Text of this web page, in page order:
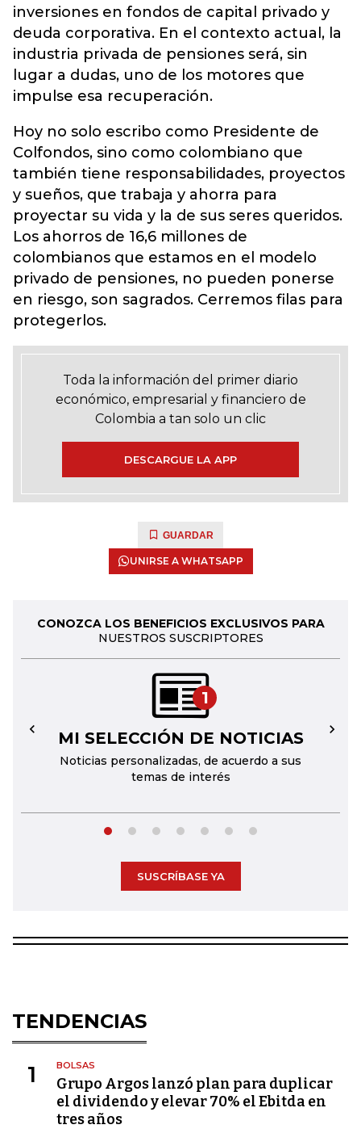
inversiones en fondos de capital privado y
deuda corporativa. En el contexto actual, la
industria privada de pensiones será, sin
lugar a dudas, uno de los motores que
impulse esa recuperación.
Hoy no solo escribo como Presidente de
Colfondos, sino como colombiano que
también tiene responsabilidades, proyectos
y sueños, que trabaja y ahorra para
proyectar su vida y la de sus seres queridos.
Los ahorros de 16,6 millones de
colombianos que estamos en el modelo
privado de pensiones, no pueden ponerse
en riesgo, son sagrados. Cerremos filas para
protegerlos.
Toda la información del primer diario
económico, empresarial y financiero de
Colombia a tan solo un clic
DESCARGUE LA APP
GUARDAR
UNIRSE A WHATSAPP
CONOZCA LOS BENEFICIOS EXCLUSIVOS PARA
NUESTROS SUSCRIPTORES
1
MI SELECCIÓN DE NOTICIAS
Noticias personalizadas, de acuerdo a sus
temas de interés
← →
SUSCRÍBASE YA
TENDENCIAS
1 BOLSAS
Grupo Argos lanzó plan para duplicar
el dividendo y elevar 70% el Ebitda en
tres años